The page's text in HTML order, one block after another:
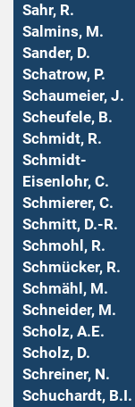
Sahr, R.
Salmins, M.
Sander, D.
Schatrow, P.
Schaumeier, J.
Scheufele, B.
Schmidt, R.
Schmidt-
Eisenlohr, C.
Schmierer, C.
Schmitt, D.-R.
Schmohl, R.
Schmücker, R.
Schmähl, M.
Schneider, M.
Scholz, A.E.
Scholz, D.
Schreiner, N.
Schuchardt, B.I.